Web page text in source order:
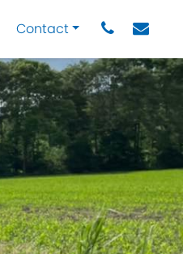
Contact